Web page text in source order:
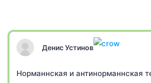
Денис Устинов
Норманнская и антинорманнская